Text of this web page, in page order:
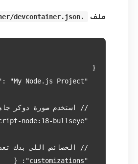
ملف .devcontainer/devcontainer.json